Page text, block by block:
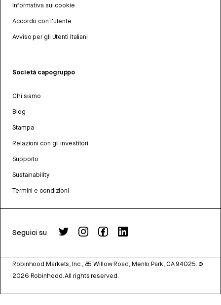
Informativa sui cookie
Accordo con l'utente
Avviso per gli Utenti Italiani
Società capogruppo
Chi siamo
Blog
Stampa
Relazioni con gli investitori
Supporto
Sustainability
Termini e condizioni
Seguici su
Robinhood Markets, Inc., 85 Willow Road, Menlo Park, CA 94025. ©
2026 Robinhood. All rights reserved.